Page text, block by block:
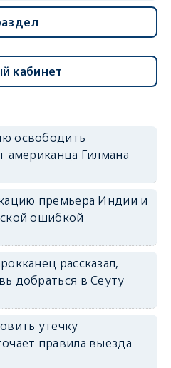
кабинет
освободить
американца Гилмана
премьера Индии и
ошибкой
рассказал,
добраться в Сеуту
утечку
правила выезда